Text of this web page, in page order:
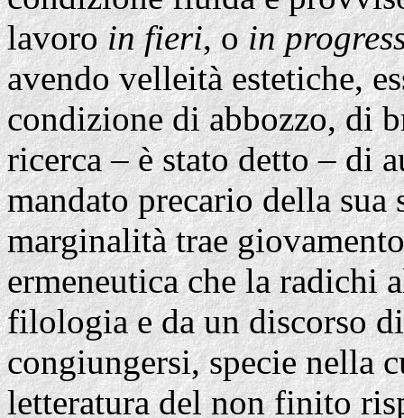
lavoroin fieri, oin
avendo velleità estetiche,
condizione di abbozzo, di
ricerca – è stato detto – di
mandato precario della
marginalità trae
ermeneutica che la radichi
filologia e da un discorso
congiungersi, specie nella
letteratura del non finito